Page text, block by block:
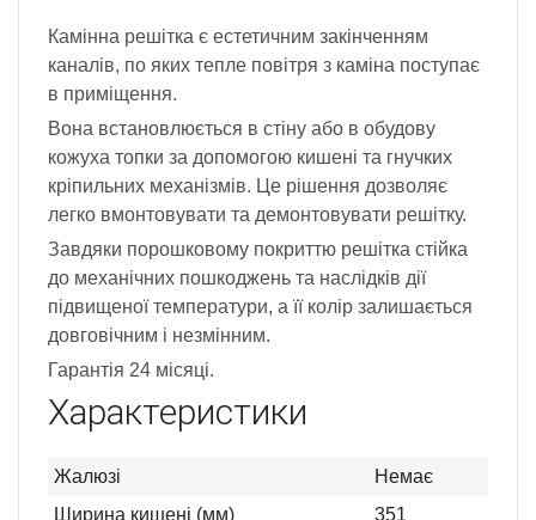
Камінна решітка є естетичним закінченням
каналів, по яких тепле повітря з каміна поступає
в приміщення.
Вона встановлюється в стіну або в обудову
кожуха топки за допомогою кишені та гнучких
кріпильних механізмів. Це рішення дозволяє
легко вмонтовувати та демонтовувати решітку.
Завдяки порошковому покриттю решітка стійка
до механічних пошкоджень та наслідків дії
підвищеної температури, а її колір залишається
довговічним і незмінним.
Гарантія 24 місяці.
Характеристики
Жалюзі
Немає
Ширина кишені (мм)
351